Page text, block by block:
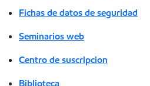
Fichas de datos de seguridad
Seminarios web
Centro de suscripcion
Biblioteca